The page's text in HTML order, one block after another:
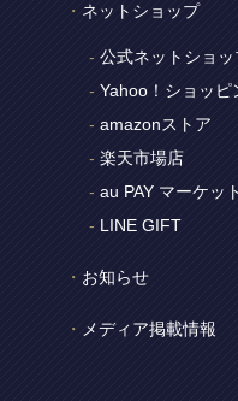
ネットショップ
公式ネットショッ
Yahoo！ショッピ
amazonストア
楽天市場店
au PAY マーケッ
LINE GIFT
お知らせ
メディア掲載情報